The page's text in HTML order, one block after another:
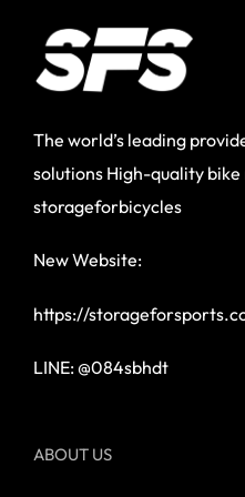
The world’s leading
solutions High-quality
storageforbicycles
New Website:
https://
LINE: @084sbhdt
ABOUT US